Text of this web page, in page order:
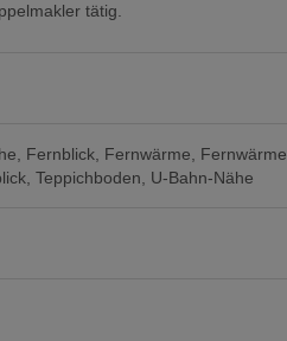
tätig.
Fernblick Fernwärme Fernwärme
Teppichboden U-Bahn-Nähe